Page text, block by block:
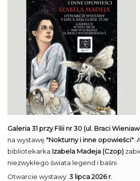
Galeria 31 przy Filii nr 30 (ul. Braci
na wystawę "Nokturny i inne opowieści" .
bibliotekarka Izabela Madeja (Czop)
niezwykłego świata legend i baśni.
Otwarcie wystawy: 3 lipca 2026 r.